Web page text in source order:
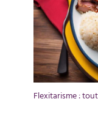
Flexitarisme :